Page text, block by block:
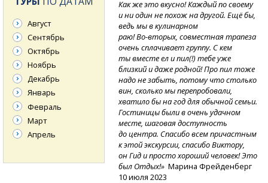
Как же это вкусно! Каждый по своему
и ни один не похож на другой. Ещё бы,
ведь мы в кулинарном
раю!Во-вторых, совместная трапеза
очень сплачивает группу. С кем
ты вместе ел и пил(!) тебе уже
близкий и даже родной! Про пил тоже
надо не забыть, потому что столько
вин, сколько мы перепробовали,
хватило бы на год для обычной семьи.
Гостиницы были в очень удачном
месте, шаговая доступность
до центра. Спасибо всем причастным
к этой экскурсии, спасибо Виктору,
он Гид и просто хороший человек! Это
был Отдых!» Марина Фрейденберг
10 июля 2023
Август
Сентябрь
Октябрь
Ноябрь
Декабрь
Январь
Февраль
Март
Апрель